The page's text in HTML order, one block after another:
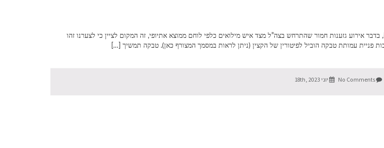
בהמשך לשליחת מכתבנו לרמטכ”ל בעניין אירוע הגזענות שפורסם, בחדשות N12, בדבר אירוע גזענות חמור שהתרחש בצה”ל מצד איש מילואים כלפי לוחם ממוצא אתיופי, זה המקום לציין כי לצערנו זהו
No Comments יוני 18th, 2023